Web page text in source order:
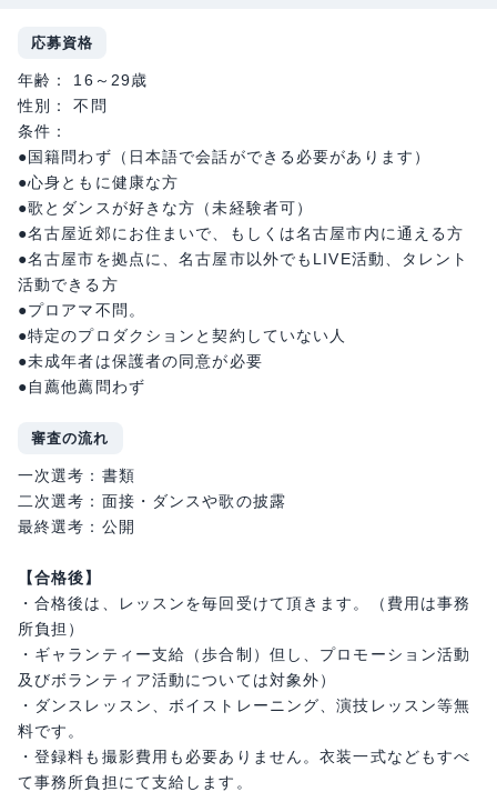
応募資格
年齢： 16～29歳
性別： 不問
条件：
●国籍問わず（日本語で会話ができる必要があります）
●心身ともに健康な方
●歌とダンスが好きな方（未経験者可）
●名古屋近郊にお住まいで、もしくは名古屋市内に通える方
●名古屋市を拠点に、名古屋市以外でもLIVE活動、タレント
活動できる方
●プロアマ不問。
●特定のプロダクションと契約していない人
●未成年者は保護者の同意が必要
●自薦他薦問わず
審査の流れ
一次選考：書類
二次選考：面接・ダンスや歌の披露
最終選考：公開
【合格後】
・合格後は、レッスンを毎回受けて頂きます。（費用は事務
所負担）
・ギャランティー支給（歩合制）但し、プロモーション活動
及びボランティア活動については対象外）
・ダンスレッスン、ボイストレーニング、演技レッスン等無
料です。
・登録料も撮影費用も必要ありません。衣装一式などもすべ
て事務所負担にて支給します。